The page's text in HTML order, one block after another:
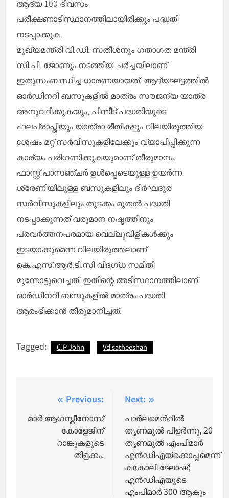
ആദ്യ 100 ദിവസം
പരീക്ഷണാടിസ്ഥാനത്തിലായിരിക്കും പദ്ധതി
നടപ്പാക്കുക.
മുഖ്യമന്ത്രി വി.ഡി. സതീശനും ഗതാഗത മന്ത്രി
സി.പി. ജോണും നടത്തിയ ചർച്ചയിലാണ്
ഇതുസംബന്ധിച്ച ധാരണയായത്. ആദ്യഘട്ടത്തില്‍
ഓർഡിനറി ബസുകളില്‍ മാത്രം സൗജന്യ യാത്ര
അനുവദിക്കുകയും, പിന്നീട് പദ്ധതിയുടെ
ഫലപ്രാപ്തിയും യാത്രാ രീതികളും വിലയിരുത്തിയ
ശേഷം മറ്റ് സർവീസുകളിലേക്കും വ്യാപിപ്പിക്കുന്ന
കാര്യം പരിഗണിക്കുകയുമാണ് തീരുമാനം.
ഫാസ്റ്റ് പാസഞ്ചർ ഉള്‍പ്പെടെയുള്ള ഉയർന്ന
ശ്രേണിയിലുള്ള ബസുകളിലും ദീർഘദൂര
സർവീസുകളിലും തുടക്കം മുതല്‍ പദ്ധതി
നടപ്പാക്കുന്നത് വരുമാന നഷ്ടത്തിനും
പ്രവർത്തനപരമായ വെല്ലുവിളികള്‍ക്കും
ഇടയാക്കുമെന്ന വിലയിരുത്തലാണ്
കെ.എസ്.ആർ.ടി.സി വിദഗ്ധ സമിതി
മുന്നോട്ടുവെച്ചത്. ഇതിന്റെ അടിസ്ഥാനത്തിലാണ്
ഓർഡിനറി ബസുകളില്‍ മാത്രം പദ്ധതി
ആരംഭിക്കാൻ തീരുമാനിച്ചത്.
Tagged: C.P John Vd satheeshan
navigation
Previous:
മാർ ആഗസ്തീനോസ്
കോളേജിന്
റാങ്കുകളുടെ
തിളക്കം.
Next:
പാര്‍ലമെന്‍റില്‍
തൃണമൂല്‍ പിളര്‍ന്നു, 20
തൃണമൂല്‍ എംപിമാര്‍
എന്‍ഡിഎയ്‌ക്കൊപ്പമെന്ന്
കകോലി ഘോഷ്;
എന്‍ഡിഎയുടെ
എംപിമാര്‍ 300 ആകും